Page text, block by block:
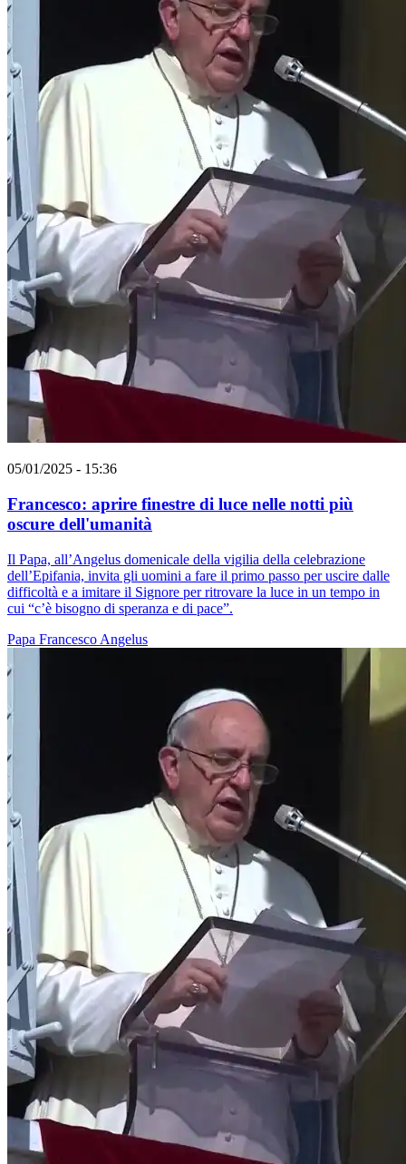
05/01/2025 - 15:36
Francesco: aprire finestre di luce nelle notti più
oscure dell'umanità
Il Papa, all’Angelus domenicale della vigilia della celebrazione
dell’Epifania, invita gli uomini a fare il primo passo per uscire dalle
difficoltà e a imitare il Signore per ritrovare la luce in un tempo in
cui “c’è bisogno di speranza e di pace”.
Papa Francesco Angelus